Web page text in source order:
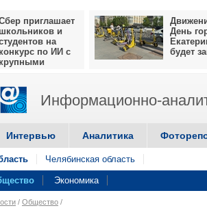
приглашает
школьников и
на
конкурс по ИИ с
крупными
День
будет
Информационно-
Интервью Аналитика
Челябинская область
Экономика
/ Общество /